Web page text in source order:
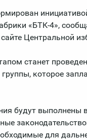
«БТК-4»,
Центральной
станет
которое
будут выполнены
для